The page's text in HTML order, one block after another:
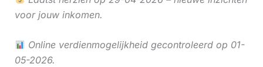
voor jouw inkomen.
Online verdienmogelijkheid gecontroleerd op 01-
05-2026.